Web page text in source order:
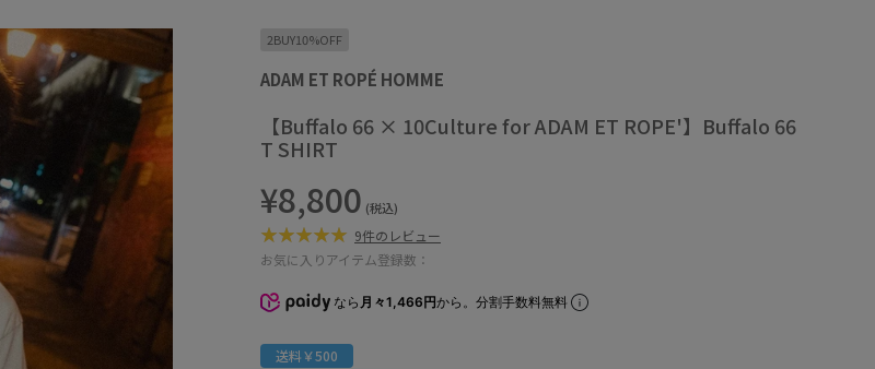
2BUY10%OFF
ADAM ET ROPÉ HOMME
【Buffalo 66 × 10Culture for ADAM ET ROPE'】Buffalo 66
T SHIRT
¥8,800 (税込)
9件のレビュー
お気に入りアイテム登録数：
なら 月々1,466円から。分割手数料無料
送料￥500